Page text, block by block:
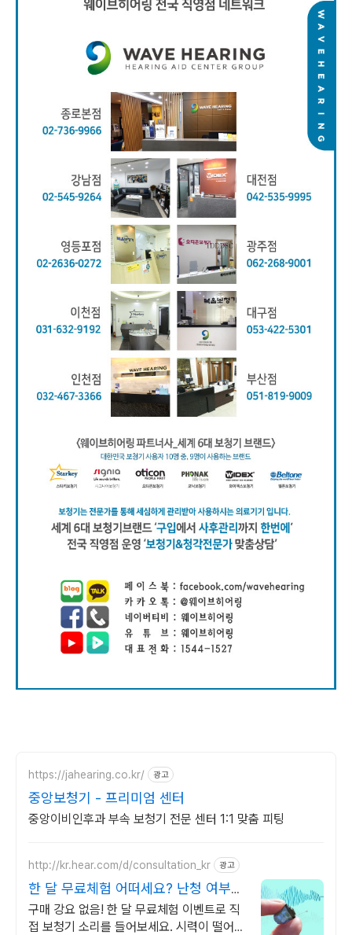
https://jahearing.co.kr/ 광고
중앙보청기 - 프리미엄 센터
중앙이비인후과 부속 보청기 전문 센터 1:1 맞춤 피팅
http://kr.hear.com/d/consultation_kr 광고
한 달 무료체험 어떠세요? 난청 여부
알려주는 무료체험
구매 강요 없음! 한 달 무료체험 이벤트로 직
접 보청기 소리를 들어보세요. 시력이 떨어지